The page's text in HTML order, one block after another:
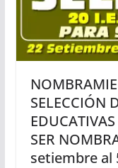
SELECCIÓN
SER
setiembre al